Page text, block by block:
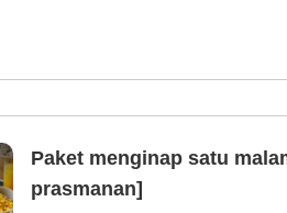
Paket menginap satu
prasmanan]